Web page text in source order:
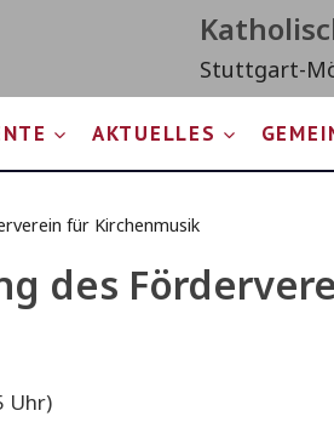
Stuttgart-
AKTUELLES
für Kirchenmusik
des
Uhr)